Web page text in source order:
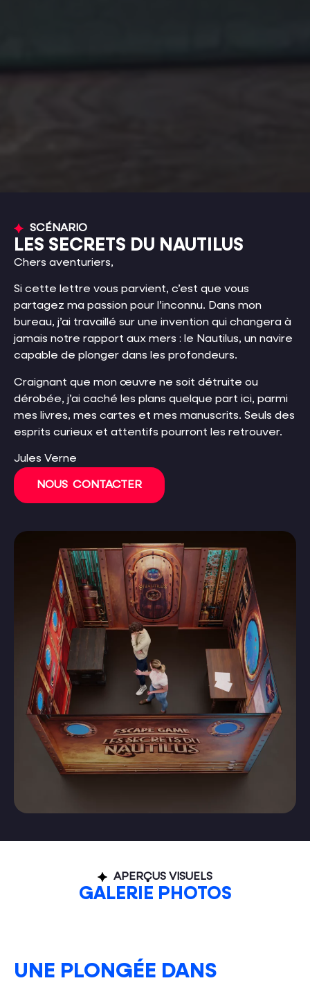
SCÉNARIO
LES SECRETS DU NAUTILUS
Chers aventuriers,
Si cette lettre vous parvient, c’est que vous
partagez ma passion pour l’inconnu. Dans mon
bureau, j’ai travaillé sur une invention qui changera à
jamais notre rapport aux mers : le Nautilus, un navire
capable de plonger dans les profondeurs.
Craignant que mon œuvre ne soit détruite ou
dérobée, j’ai caché les plans quelque part ici, parmi
mes livres, mes cartes et mes manuscrits. Seuls des
esprits curieux et attentifs pourront les retrouver.
Jules Verne
NOUS CONTACTER
APERÇUS VISUELS
GALERIE PHOTOS
UNE PLONGÉE DANS